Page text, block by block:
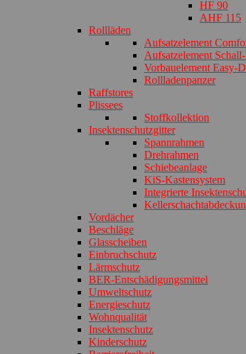
HF 90
AHF 115
Rollläden
Aufsatzelement
Aufsatzelement
Vorbauelement Easy-
Rollladenpanzer
Raffstores
Plissees
Stoffkollektion
Insektenschutzgitter
Spannrahmen
Drehrahmen
Schiebeanlage
KiS-Kastensystem
Integrierte
Vordächer
Beschläge
Glasscheiben
Einbruchschutz
Lärmschutz
BER-Entschädigungsmittel
Umweltschutz
Energieschutz
Wohnqualität
Insektenschutz
Kinderschutz